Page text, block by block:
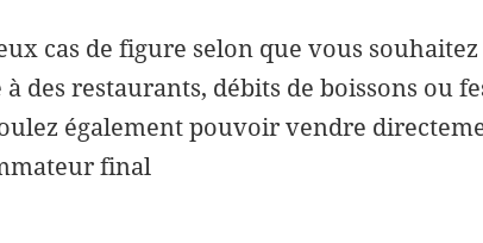
cas de figure selon que vous
des restaurants, débits de boissons ou
également pouvoir vendre
final